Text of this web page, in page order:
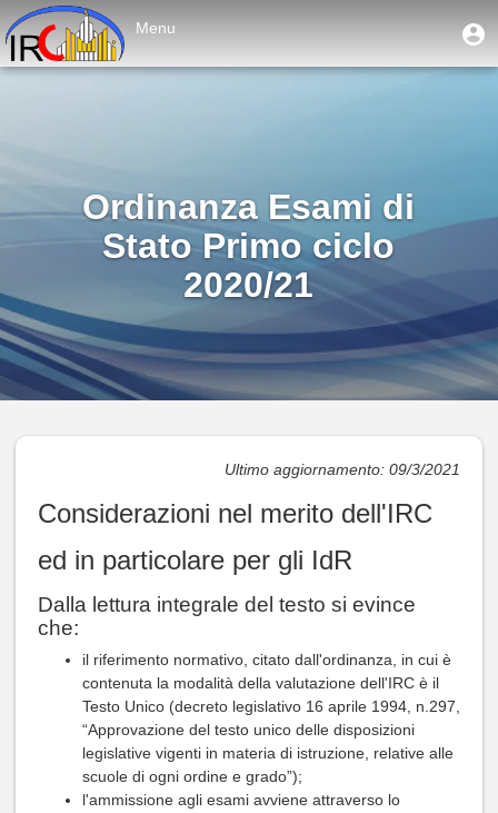
User
account
Menu
Ordinanza Esami di
Stato Primo ciclo
2020/21
Ultimo aggiornamento: 09/3/2021
Considerazioni nel merito dell'IRC
ed in particolare per gli IdR
Dalla lettura integrale del testo si evince
che:
il riferimento normativo, citato dall'ordinanza, in cui è
contenuta la modalità della valutazione dell'IRC è il
Testo Unico (decreto legislativo 16 aprile 1994, n.297,
“Approvazione del testo unico delle disposizioni
legislative vigenti in materia di istruzione, relative alle
scuole di ogni ordine e grado”);
l'ammissione agli esami avviene attraverso lo